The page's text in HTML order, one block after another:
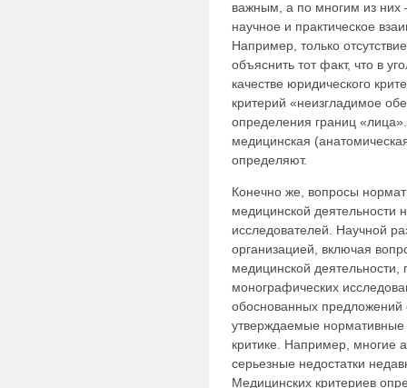
важным, а по многим из них
научное и практическое
Например, только
объяснить тот факт, что в
качестве юридического
критерий «неизгладимое
определения границ
медицинская
определяют.
Конечно же, вопросы
медицинской деятельности
исследователей. Научной
организацией, включая
медицинской
монографических
обоснованных предложений
утверждаемые нормативные
критике. Например, многие
серьезные недостатки
Медицинских критериев